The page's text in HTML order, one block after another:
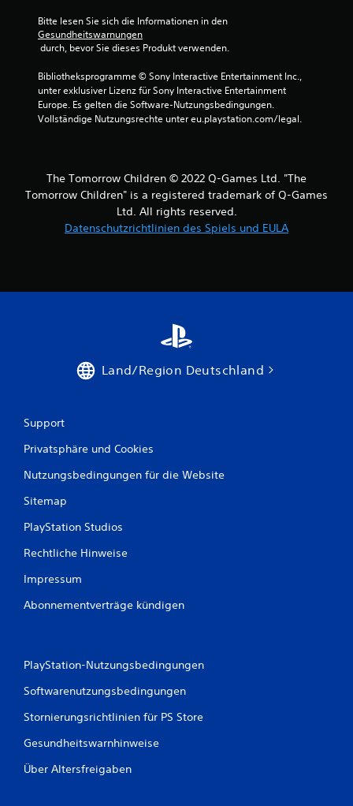
Bitte lesen Sie sich die Informationen in den
Gesundheitswarnungen
durch, bevor Sie dieses Produkt verwenden.
Bibliotheksprogramme © Sony Interactive Entertainment Inc.,
unter exklusiver Lizenz für Sony Interactive Entertainment
Europe. Es gelten die Software-Nutzungsbedingungen.
Vollständige Nutzungsrechte unter eu.playstation.com/legal.
The Tomorrow Children © 2022 Q-Games Ltd. "The
Tomorrow Children" is a registered trademark of Q-Games
Ltd. All rights reserved.
Datenschutzrichtlinien des Spiels und EULA
Land/Region Deutschland
Support
Privatsphäre und Cookies
Nutzungsbedingungen für die Website
Sitemap
PlayStation Studios
Rechtliche Hinweise
Impressum
Abonnementverträge kündigen
PlayStation-Nutzungsbedingungen
Softwarenutzungsbedingungen
Stornierungsrichtlinien für PS Store
Gesundheitswarnhinweise
Über Altersfreigaben